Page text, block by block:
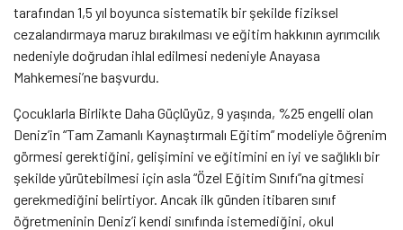
tarafından 1,5 yıl boyunca sistematik bir şekilde fiziksel
cezalandırmaya maruz bırakılması ve eğitim hakkının ayrımcılık
nedeniyle doğrudan ihlal edilmesi nedeniyle Anayasa
Mahkemesi’ne başvurdu.
Çocuklarla Birlikte Daha Güçlüyüz, 9 yaşında, %25 engelli olan
Deniz’in “Tam Zamanlı Kaynaştırmalı Eğitim” modeliyle öğrenim
görmesi gerektiğini, gelişimini ve eğitimini en iyi ve sağlıklı bir
şekilde yürütebilmesi için asla “Özel Eğitim Sınıfı”na gitmesi
gerekmediğini belirtiyor. Ancak ilk günden itibaren sınıf
öğretmeninin Deniz’i kendi sınıfında istemediğini, okul